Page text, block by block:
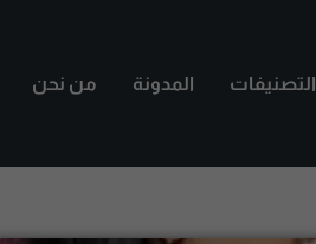
التصنيفات المدونة من نحن